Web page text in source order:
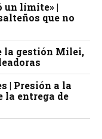
un límite» |
que no
la gestión Milei,
| Presión a la
la entrega de